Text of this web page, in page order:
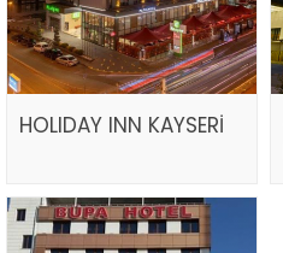
HOLIDAY INN KAYSERİ